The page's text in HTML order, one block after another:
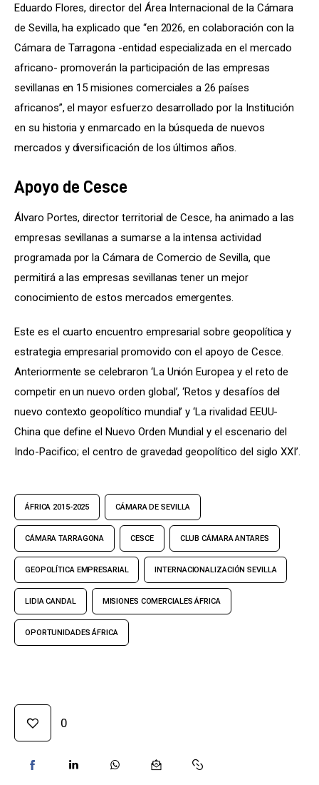
Eduardo Flores, director del Área Internacional de la Cámara
de Sevilla, ha explicado que “en 2026, en colaboración con la
Cámara de Tarragona -entidad especializada en el mercado
africano- promoverán la participación de las empresas
sevillanas en 15 misiones comerciales a 26 países
africanos”, el mayor esfuerzo desarrollado por la Institución
en su historia y enmarcado en la búsqueda de nuevos
mercados y diversificación de los últimos años.
Apoyo de Cesce
Álvaro Portes, director territorial de Cesce, ha animado a las
empresas sevillanas a sumarse a la intensa actividad
programada por la Cámara de Comercio de Sevilla, que
permitirá a las empresas sevillanas tener un mejor
conocimiento de estos mercados emergentes.
Este es el cuarto encuentro empresarial sobre geopolítica y
estrategia empresarial promovido con el apoyo de Cesce.
Anteriormente se celebraron ‘La Unión Europea y el reto de
competir en un nuevo orden global’, ‘Retos y desafíos del
nuevo contexto geopolítico mundial’ y ‘La rivalidad EEUU-
China que define el Nuevo Orden Mundial y el escenario del
Indo-Pacifico; el centro de gravedad geopolítico del siglo XXI’.
ÁFRICA 2015-2025 CÁMARA DE SEVILLA
CÁMARA TARRAGONA CESCE CLUB CÁMARA ANTARES
GEOPOLÍTICA EMPRESARIAL INTERNACIONALIZACIÓN SEVILLA
LIDIA CANDAL MISIONES COMERCIALES ÁFRICA
OPORTUNIDADES ÁFRICA
0